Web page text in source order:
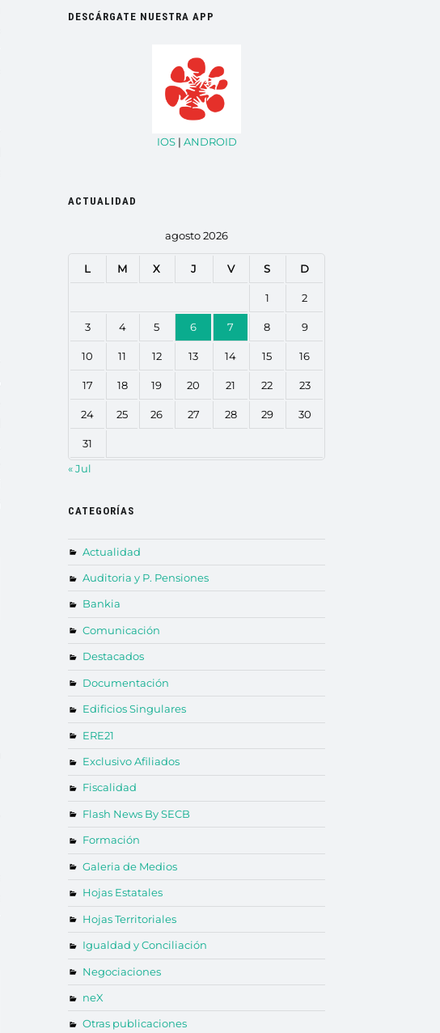
DESCÁRGATE NUESTRA APP
IOS| ANDROID
ACTUALIDAD
agosto 2026
L M X J V S D
1 2
3 4 5 6 7 8 9
10 11 12 13 14 15 16
17 18 19 20 21 22 23
24 25 26 27 28 29 30
31
« Jul
CATEGORÍAS
Actualidad
Auditoria y P. Pensiones
Bankia
Comunicación
Destacados
Documentación
Edificios Singulares
ERE21
Exclusivo Afiliados
Fiscalidad
Flash News By SECB
Formación
Galeria de Medios
Hojas Estatales
Hojas Territoriales
Igualdad y Conciliación
Negociaciones
neX
Otras publicaciones